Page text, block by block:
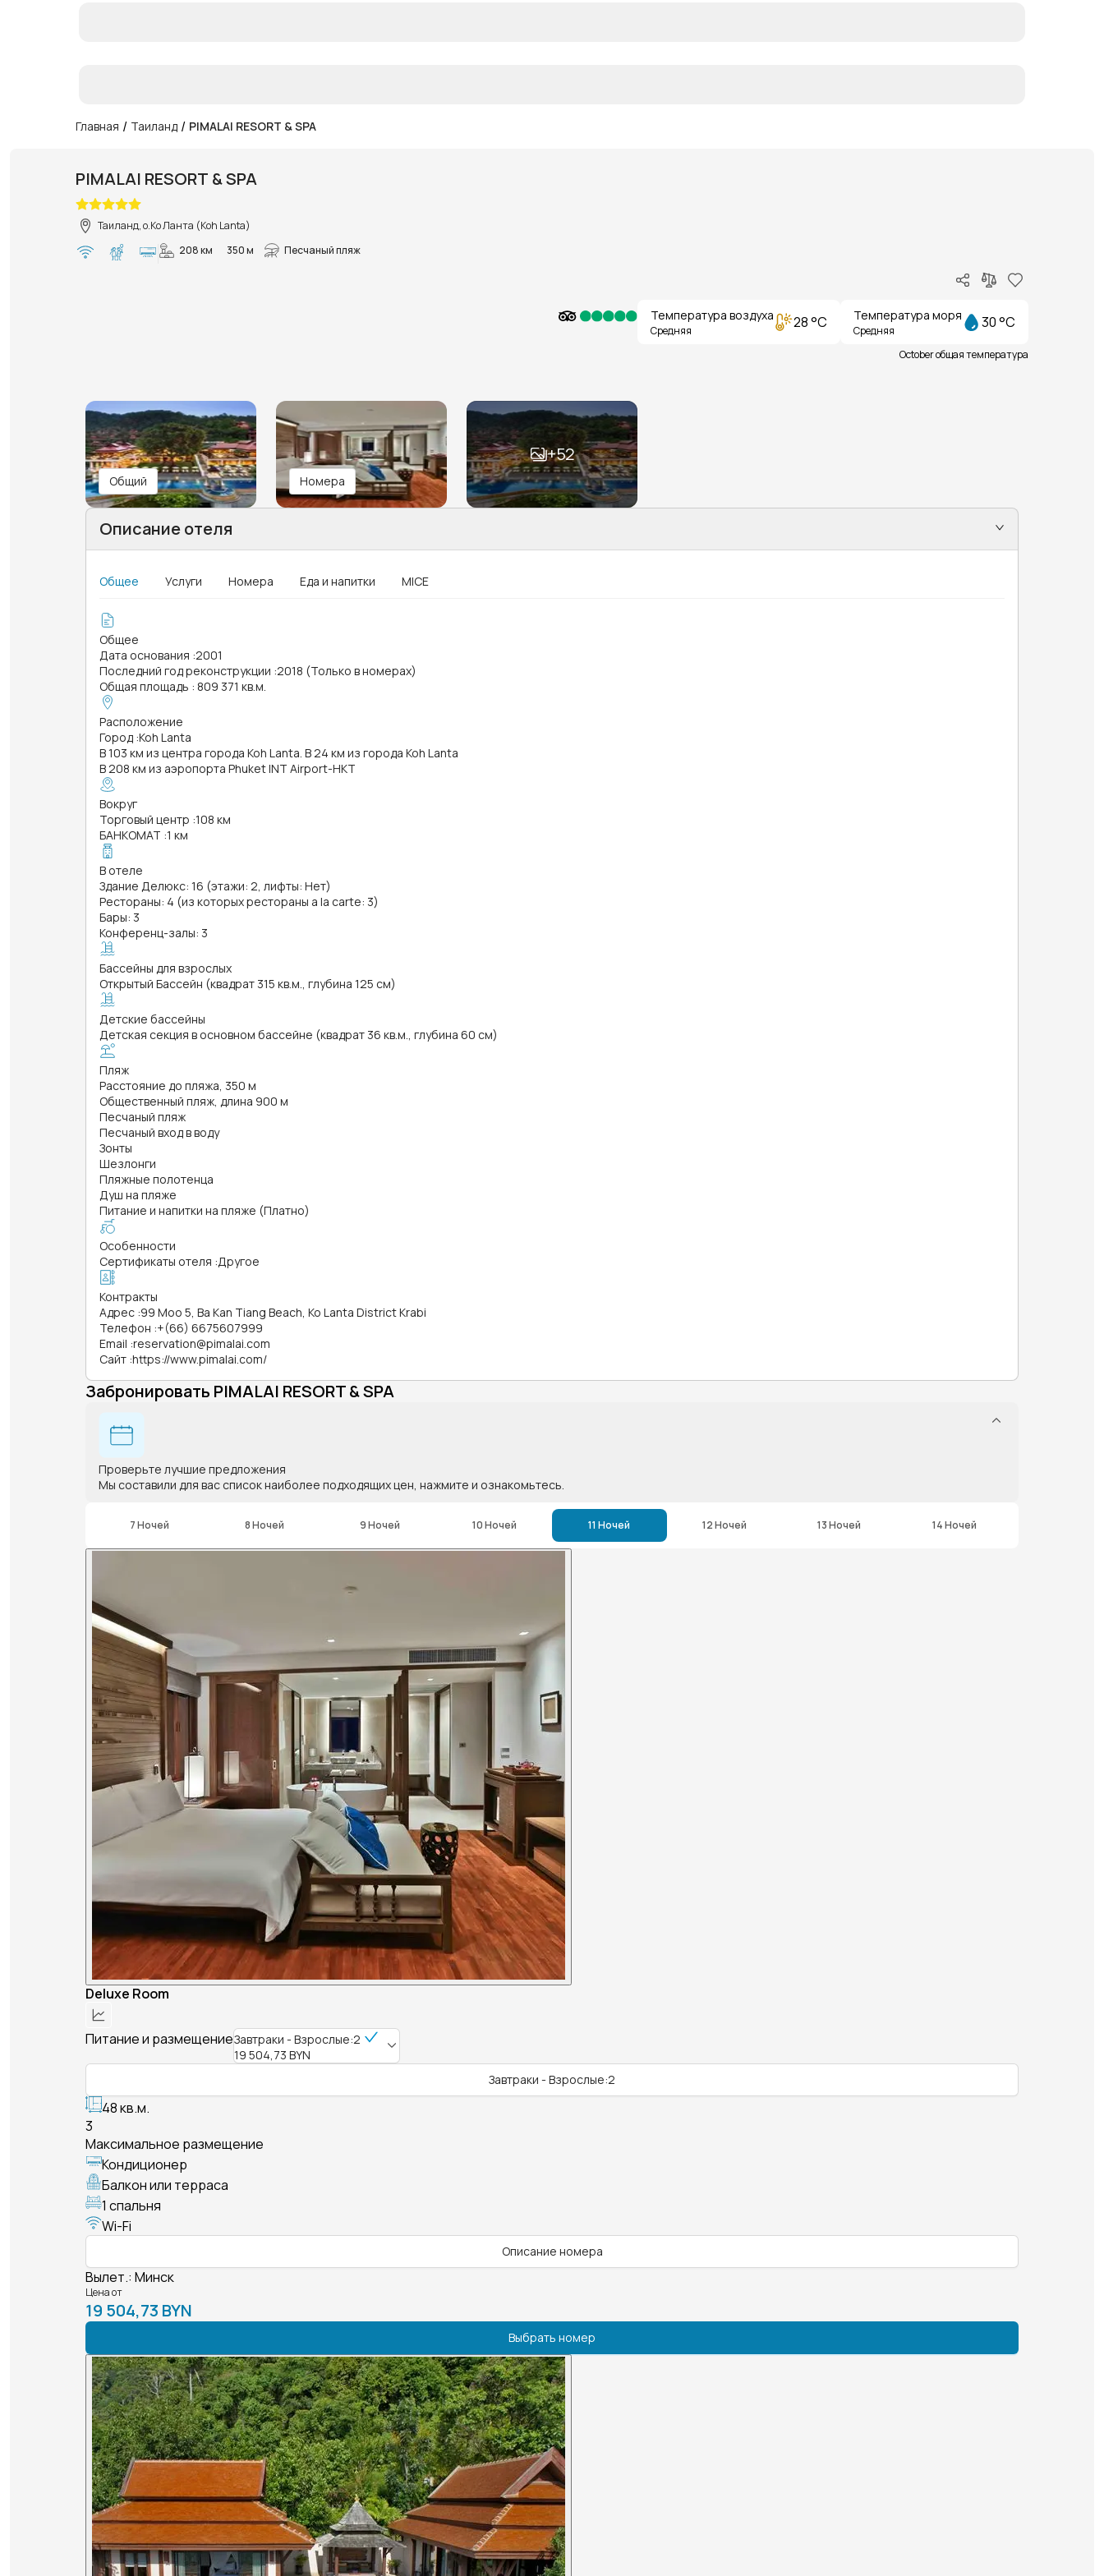
Главная / Таиланд / PIMALAI RESORT & SPA
PIMALAI RESORT & SPA
Таиланд, о.Ко Ланта (Koh Lanta)
208 км
350 м Песчаный пляж
Температура воздуха
Средняя 28 °C Температура моря
Средняя 30 °C
October общая температура
Общий Номера
+52
Описание отеля
Общее Услуги Номера Еда и напитки MICE
Общее
Дата основания :2001
Последний год реконструкции :2018 (Только в номерах)
Общая площадь : 809 371 кв.м.
Расположение
Город :Koh Lanta
В 103 км из центра города Koh Lanta. В 24 км из города Koh Lanta
В 208 км из аэропорта Phuket INT Airport-HKT
Вокруг
Торговый центр :108 км
БАНКОМАТ :1 км
В отеле
Здание Делюкс: 16 (этажи: 2, лифты: Нет)
Рестораны: 4 (из которых рестораны a la carte: 3)
Бары: 3
Конференц-залы: 3
Бассейны для взрослых
Открытый Бассейн (квадрат 315 кв.м., глубина 125 см)
Детские бассейны
Детская секция в основном бассейне (квадрат 36 кв.м., глубина 60 см)
Пляж
Расстояние до пляжа, 350 м
Общественный пляж, длина 900 м
Песчаный пляж
Песчаный вход в воду
Зонты
Шезлонги
Пляжные полотенца
Душ на пляже
Питание и напитки на пляже (Платно)
Особенности
Сертификаты отеля :Другое
Контракты
Адрес :99 Moo 5, Ba Kan Tiang Beach, Ko Lanta District Krabi
Телефон :+(66) 6675607999
Email :reservation@pimalai.com
Сайт :https://www.pimalai.com/
Забронировать PIMALAI RESORT & SPA
Проверьте лучшие предложения
Мы составили для вас список наиболее подходящих цен, нажмите и ознакомьтесь.
7 Ночей 8 Ночей 9 Ночей 10 Ночей 11 Ночей 12 Ночей 13 Ночей 14 Ночей
Deluxe Room
Питание и размещениеЗавтраки - Взрослые:2
19 504,73 BYN
Завтраки - Взрослые:2
48 кв.м.
3
Максимальное размещение
Кондиционер
Балкон или терраса
1 спальня
Wi-Fi
Описание номера
Вылет.: Минск
Цена от
19 504,73 BYN
Выбрать номер